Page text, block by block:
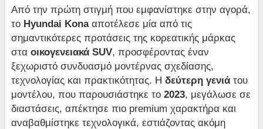
Από την πρώτη στιγμή που εμφανίστηκε στην αγορά,
το Hyundai Konaαποτέλεσε μία από τις
σημαντικότερες προτάσεις της κορεατικής μάρκας
σταοικογενειακά SUV, προσφέροντας έναν
ξεχωριστό συνδυασμό μοντέρνας σχεδίασης,
τεχνολογίας και πρακτικότητας. Ηδεύτερη γενιά του
μοντέλου, που παρουσιάστηκε το2023, μεγάλωσε σε
διαστάσεις, απέκτησε πιο premium χαρακτήρα και
αναβαθμίστηκε τεχνολογικά, εστιάζοντας ακόμη